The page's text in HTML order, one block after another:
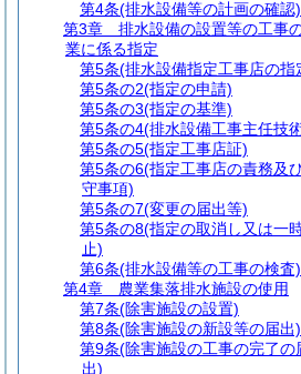
第4条(排水設備等の計画の確認)
第3章
排水設備の設置等の工事
業に係る指定
第5条(排水設備指定工事店の指
第5条の2(指定の申請)
第5条の3(指定の基準)
第5条の4(排水設備工事主任技
第5条の5(指定工事店証)
第5条の6(指定工事店の責務及
守事項)
第5条の7(変更の届出等)
第5条の8(指定の取消し又は一
止)
第6条(排水設備等の工事の検査)
第4章
農業集落排水施設の使用
第7条(除害施設の設置)
第8条(除害施設の新設等の届出)
第9条(除害施設の工事の完了の
出)